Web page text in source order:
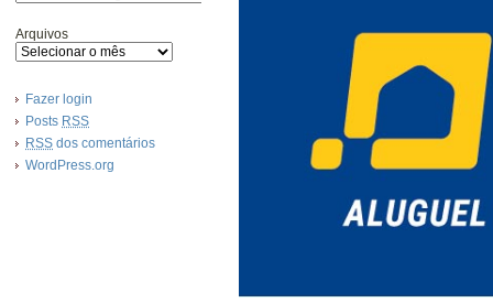
Arquivos
Fazer login
Posts RSS
RSS dos comentários
WordPress.org